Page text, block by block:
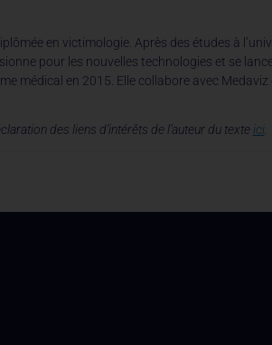
en victimologie. Après des études à
pour les nouvelles technologies et se
médical en 2015. Elle collabore avec Medaviz
des liens d’intérêts de l’auteur du texte ici.